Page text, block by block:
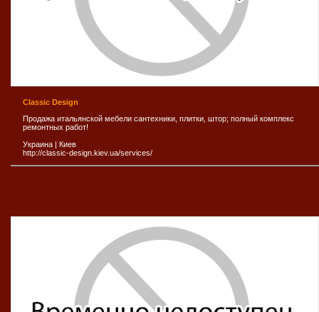
Сlassic Design
Продажа итальянской мебели сантехники, плитки, штор; полный комплекс
ремонтных работ!
Украина | Киев
http://classic-design.kiev.ua/services/